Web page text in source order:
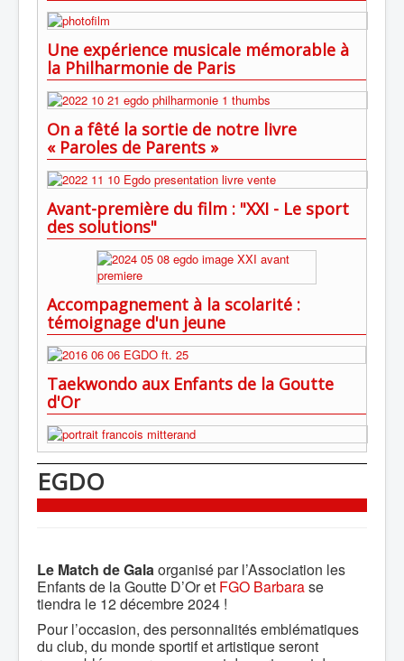
Une expérience musicale mémorable à
la Philharmonie de Paris
On a fêté la sortie de notre livre
« Paroles de Parents »
Avant-première du film : "XXI - Le sport
des solutions"
Accompagnement à la scolarité :
témoignage d'un jeune
Taekwondo aux Enfants de la Goutte
d'Or
EGDO
Le Match de Galaorganisé par l’Association les
Enfants de la Goutte D’Or et FGO Barbarase
tiendra le 12 décembre 2024 !
Pour l’occasion, des personnalités emblématiques
du club, du monde sportif et artistique seront